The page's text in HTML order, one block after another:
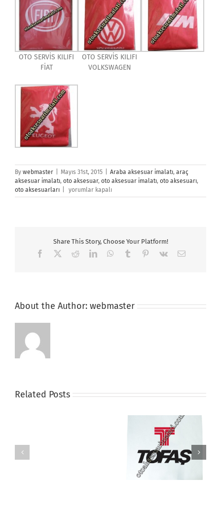
OTO SERVİS KILIFI
FİAT
OTO SERVİS KILIFI
VOLKSWAGEN
By webmaster Mayıs 31st, 2015 Araba aksesuar imalatı, araç
aksesuar imalatı, oto aksesuar, oto aksesuar imalatı, oto aksesuarı,
oto aksesuarları
araba
servis
yorumlar kapalı
Share This Story, Choose Your Platform!
Facebook RedditLinkedInWhatsApp
Tumblr Pinterest
Vk Email
About the Author: webmaster
Related Posts
Oto Kemer Pedi